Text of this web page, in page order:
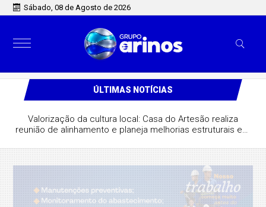
Sábado, 08 de Agosto de 2026
ÚLTIMAS NOTÍCIAS
Valorização da cultura local: Casa do Artesão realiza
reunião de alinhamento e planeja melhorias estruturais em